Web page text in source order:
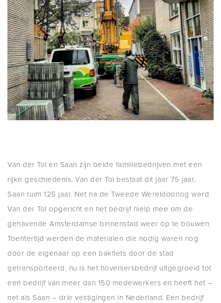
Van der Tol en Saan zijn beide familiebedrijven met een
rijke geschiedenis. Van der Tol bestaat dit jaar 75 jaar,
Saan ruim 125 jaar. Net na de Tweede Wereldoorlog werd
Van der Tol opgericht en het bedrijf hielp mee om de
gehavende Amsterdamse binnenstad weer op te bouwen.
Toentertijd werden de materialen die nodig waren nog
door de eigenaar op een bakfiets door de stad
getransporteerd, nu is het hoveniersbedrijf uitgegroeid tot
een bedrijf van meer dan 150 medewerkers en heeft het –
net als Saan – drie vestigingen in Nederland. Een bedrijf